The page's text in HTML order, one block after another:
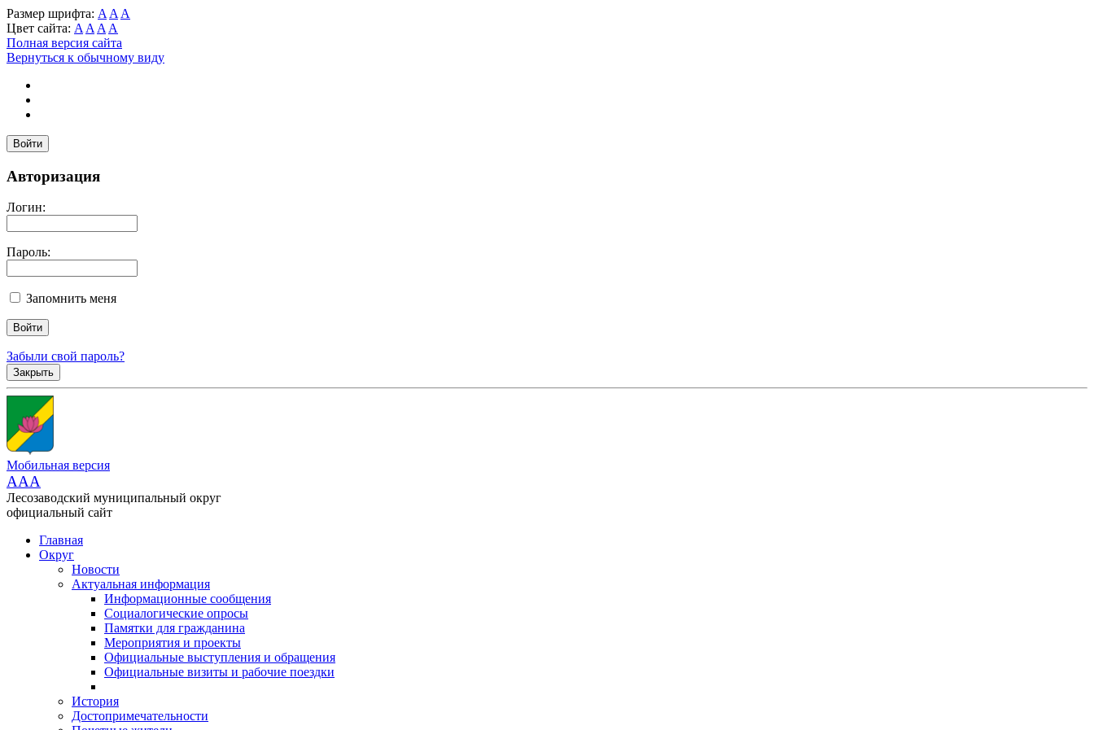
Размер шрифта: A A A
Цвет сайта: A A A A
Полная версия сайта
Вернуться к обычному виду
Войти
Авторизация
Логин:
Пароль:
Запомнить меня
Забыли свой пароль?
Закрыть
Мобильная версия
AAA
Лесозаводский муниципальный округ
официальный сайт
Главная
Округ
Новости
Актуальная информация
Информационные сообщения
Социалогические опросы
Памятки для гражданина
Мероприятия и проекты
Официальные выступления и обращения
Официальные визиты и рабочие поездки
История
Достопримечательности